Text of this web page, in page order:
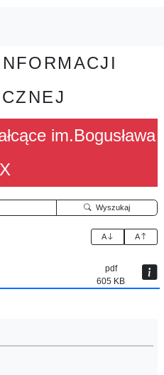
im.Bogusława
X
Wyszukaj
A A
pdf
605 KB